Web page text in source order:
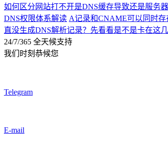
如何区分网站打不开是DNS缓存导致还是服务器
DNS权限体系解读 A记录和CNAME可以同时
直没生成DNS解析记录？先看看是不是卡在这
24/7/365 全天候支持
我们时刻恭候您
Telegram
E-mail